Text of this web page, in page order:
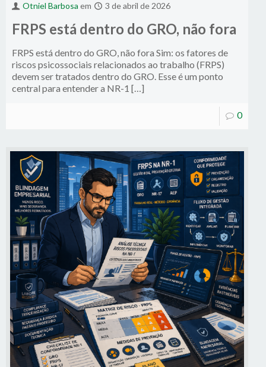
Otniel Barbosa em 3 de abril de 2026
FRPS está dentro do GRO, não fora
FRPS está dentro do GRO, não fora Sim: os fatores de
riscos psicossociais relacionados ao trabalho (FRPS)
devem ser tratados dentro do GRO. Esse é um ponto
central para entender a NR-1 […]
0